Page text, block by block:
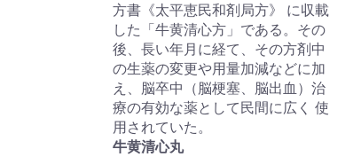
方書《太平恵民和剤局方》 に収載
した「牛黄清心方」である。その
後、長い年月に経て、その方剤中
の生薬の変更や用量加減などに加
え、脳卒中（脳梗塞、脳出血）治
療の有効な薬として民間に広く 使
用されていた。
牛黄清心丸